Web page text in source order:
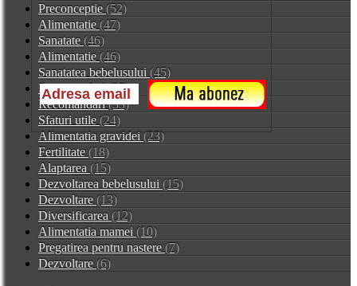
Preconceptie (52)
Alimentatie (47)
Sanatate (46)
Alimentatie (46)
Sanatatea bebelusului (45)
Recomandari(37)
Recomandari(33)
Sfaturi utile (24)
Alimentatia gravidei (23)
Fertilitate (18)
Alaptarea (15)
Dezvoltarea bebelusului (15)
Dezvoltare (13)
Diversificarea (12)
Alimentatia mamei (10)
Pregatirea pentru nastere (7)
Dezvoltare (6)